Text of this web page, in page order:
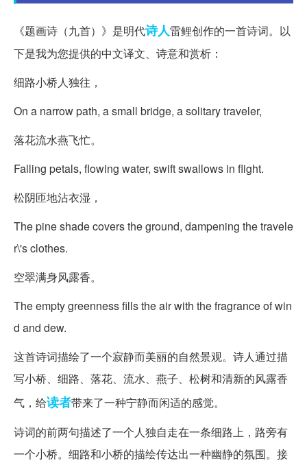
《题画诗（九首）》是明代诗人雷鲤创作的一首诗词。以
下是我为您提供的中文译文、诗意和赏析：
细路小桥人独往，
On a narrow path, a small bridge, a solitary traveler,
落花流水燕飞忙。
Falling petals, flowing water, swift swallows in flight.
松阴匝地沾衣湿，
The pine shade covers the ground, dampening the travele
r\'s clothes.
空翠满身风露香。
The empty greenness fills the air with the fragrance of win
d and dew.
这首诗词描绘了一个寂静而美丽的自然景观。诗人通过描
写小桥、细路、落花、流水、燕子、松树和清新的风露香
气，给读者带来了一种宁静而闲适的感觉。
诗词的前两句描述了一个人独自走在一条细路上，路旁有
一个小桥。细路和小桥的描绘传达出一种幽静的氛围。接